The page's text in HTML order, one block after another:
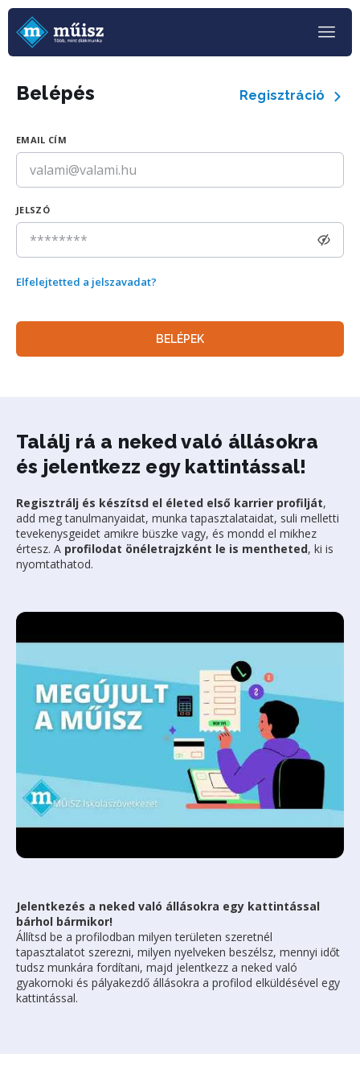
Találj rá a neked való állásokra
és jelentkezz egy kattintással!
Regisztrálj és készítsd el életed első karrier profilját,
add meg tanulmanyaidat, munka tapasztalataidat, suli melletti
tevekenysgeidet amikre büszke vagy, és mondd el mikhez
értesz. A profilodat önéletrajzként le is mentheted, ki is
nyomtathatod.
Jelentkezés a neked való állásokra egy kattintással
bárhol bármikor!
Állítsd be a profilodban milyen területen szeretnél
tapasztalatot szerezni, milyen nyelveken beszélsz, mennyi időt
tudsz munkára fordítani, majd jelentkezz a neked való
gyakornoki és pályakezdő állásokra a profilod elküldésével egy
kattintással.
Belépés Regisztráció
EMAIL CÍM
JELSZÓ
Elfelejtetted a jelszavadat?
BELÉPEK